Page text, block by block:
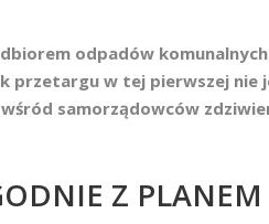
odpadów
przetargu w tej pierwszej
samorządowców
Z PLANEM